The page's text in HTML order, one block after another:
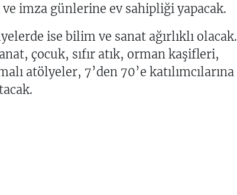
imza günlerine ev sahipliği yapacak.
ise bilim ve sanat ağırlıklı olacak.
çocuk, sıfır atık, orman kaşifleri,
atölyeler, 7’den 70’e katılımcılarına